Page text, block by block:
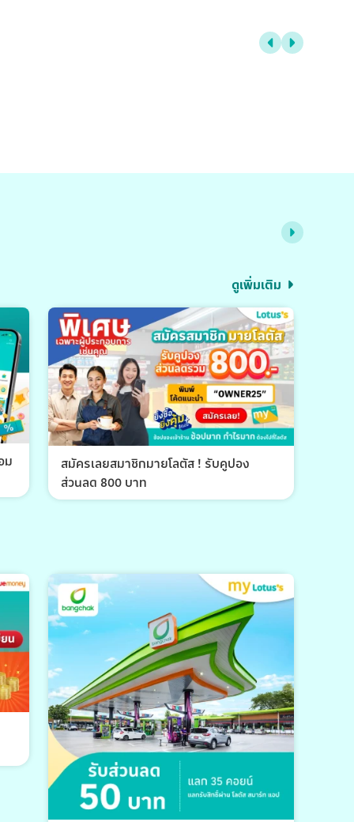
ดูเพิ่มเติม
ม
สมัครเลยสมาชิกมายโลตัส ! รับคูปอง
ส่วนลด 800 บาท